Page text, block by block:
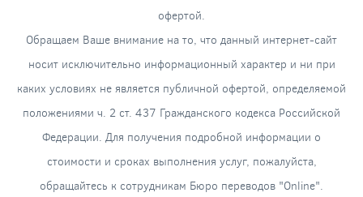
офертой.
Обращаем Ваше внимание на то, что данный интернет-сайт
носит исключительно информационный характер и ни при
каких условиях не является публичной офертой, определяемой
положениями ч. 2 ст. 437 Гражданского кодекса Российской
Федерации. Для получения подробной информации о
стоимости и сроках выполнения услуг, пожалуйста,
обращайтесь к сотрудникам Бюро переводов "Online".